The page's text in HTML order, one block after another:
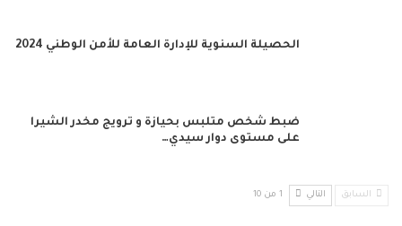
الحصيلة السنوية للإدارة العامة للأمن الوطني 2024
ضبط شخص متلبس بحيازة و ترويج مخدر الشيرا
على مستوى دوار سيدي…
السابق التالي 1 من 10